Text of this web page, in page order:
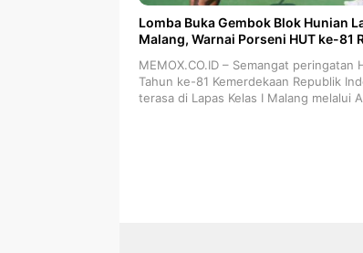
Lomba Buka Gembok Blok Hunian
Malang, Warnai Porseni HUT ke-81
MEMOX.CO.ID – Semangat peringatan
Tahun ke-81 Kemerdekaan Republik
terasa di Lapas Kelas I Malang melalui